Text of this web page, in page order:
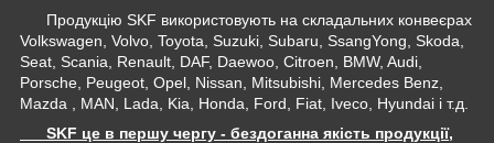
Продукцію SKF використовують на складальних конвеєрах
Volkswagen, Volvo, Toyota, Suzuki, Subaru, SsangYong, Skoda,
Seat, Scania, Renault, DAF, Daewoo, Citroen, BMW, Audi,
Porsche, Peugeot, Opel, Nissan, Mitsubishi, Mercedes Benz,
Mazda , MAN, Lada, Kia, Honda, Ford, Fiat, Iveco, Hyundai і т.д.
SKF це в першу чергу - бездоганна якість продукції,